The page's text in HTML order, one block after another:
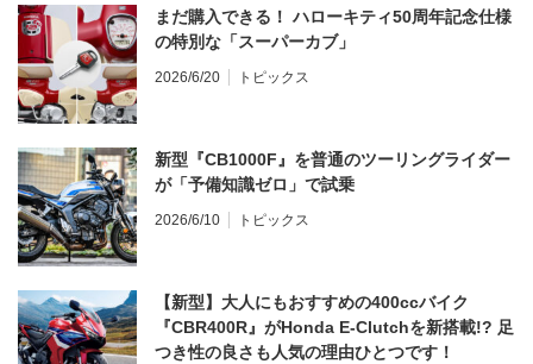
まだ購入できる！ ハローキティ50周年記念仕様
の特別な「スーパーカブ」
2026/6/20 トピックス
新型『CB1000F』を普通のツーリングライダー
が「予備知識ゼロ」で試乗
2026/6/10 トピックス
【新型】大人にもおすすめの400ccバイク
『CBR400R』がHonda E-Clutchを新搭載!? 足
つき性の良さも人気の理由ひとつです！